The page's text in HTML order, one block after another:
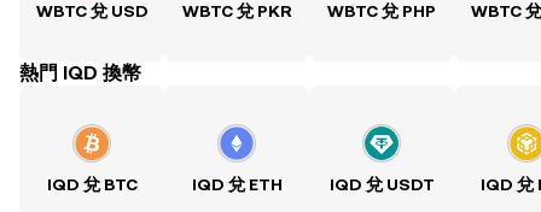
WBTC 兌 USD WBTC 兌 PKR WBTC 兌 PHP WBTC
熱門 IQD 換幣
IQD 兌 BTC IQD 兌 ETH IQD 兌 USDT IQD 兌